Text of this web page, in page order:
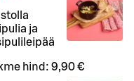
ja
hind: 9,90 €